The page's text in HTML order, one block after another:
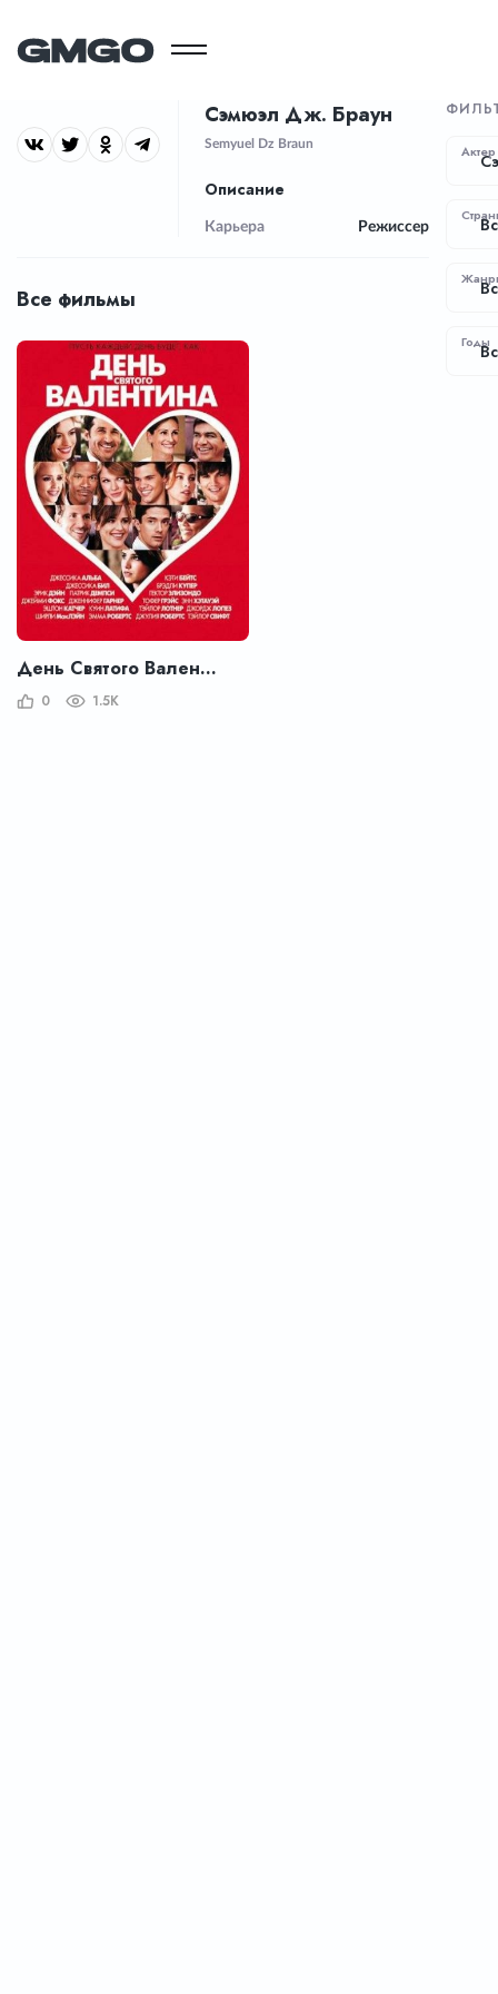
Сэмюэл Дж. Браун
Semyuel Dz Braun
Описание
Карьера Режиссер
Все фильмы
День Святого Валентина
0 1.5K
Актер
Годы